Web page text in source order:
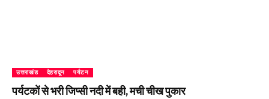
उत्तराखंड देहरादून पर्यटन
पर्यटकों से भरी जिप्सी नदी में बही, मची चीख पुकार